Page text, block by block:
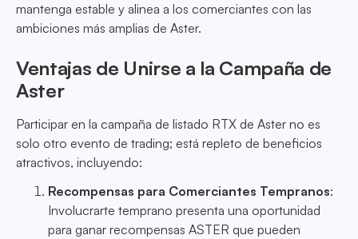
mantenga estable y alinea a los comerciantes con las
ambiciones más amplias de Aster.
Ventajas de Unirse a la Campaña de
Aster
Participar en la campaña de listado RTX de Aster no es
solo otro evento de trading; está repleto de beneficios
atractivos, incluyendo:
Recompensas para Comerciantes Tempranos:
Involucrarte temprano presenta una oportunidad
para ganar recompensas ASTER que pueden